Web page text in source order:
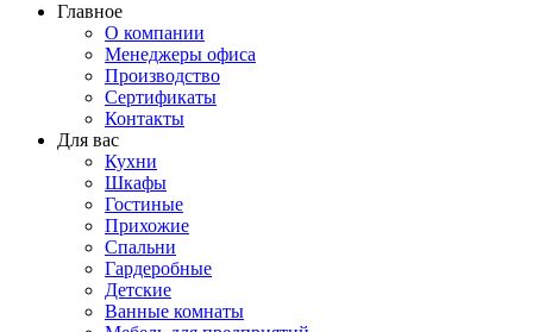
Главное
О компании
Менеджеры офиса
Производство
Сертификаты
Контакты
Для вас
Кухни
Шкафы
Гостиные
Прихожие
Спальни
Гардеробные
Детские
Ванные комнаты